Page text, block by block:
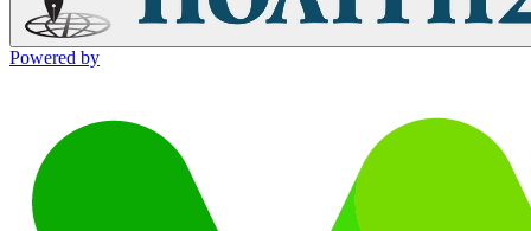
Powered by